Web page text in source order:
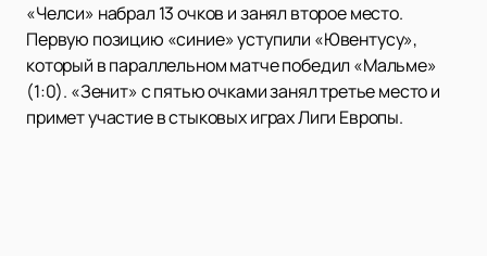
«Челси» набрал 13 очков и занял второе место.
Первую позицию «синие» уступили «Ювентусу»,
который в параллельном матче победил «Мальме»
(1:0). «Зенит» с пятью очками занял третье место и
примет участие в стыковых играх Лиги Европы.